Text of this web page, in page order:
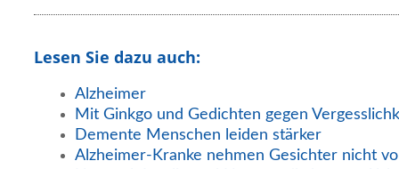
Lesen Sie dazu auch:
Alzheimer
Mit Ginkgo und Gedichten gegen
Demente Menschen leiden stärker
Alzheimer-Kranke nehmen Gesichter nicht